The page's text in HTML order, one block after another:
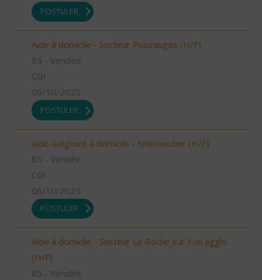
POSTULER
Aide à domicile - Secteur Pouzauges (H/F)
85 - Vendée
CDI
06/10/2025
POSTULER
Aide-soignant à domicile - Noirmoutier (H/F)
85 - Vendée
CDI
06/10/2025
POSTULER
Aide à domicile - Secteur La Roche sur Yon agglo
(H/F)
85 - Vendée